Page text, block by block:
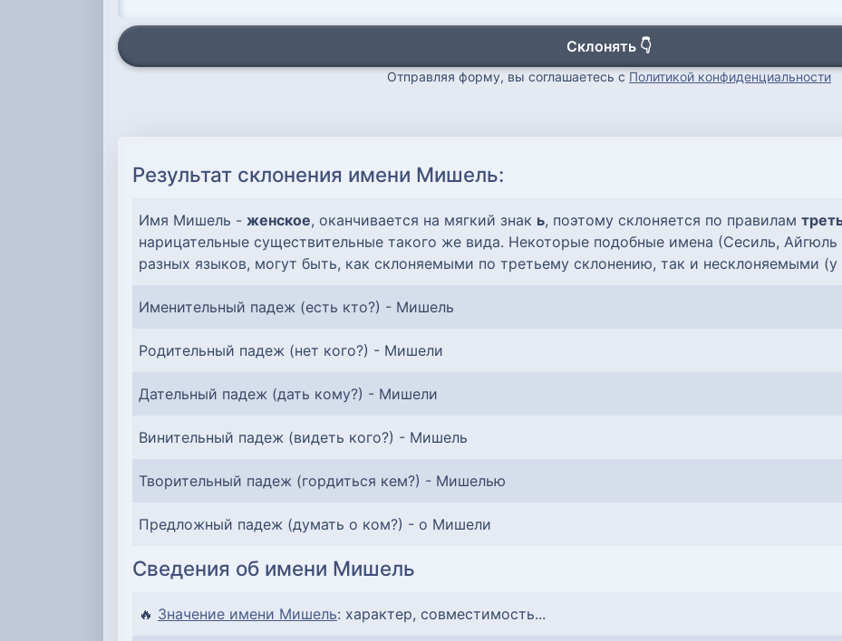
Склонять 👇
Отправляя форму, вы соглашаетесь с Политикой конфиденциальности
Результат склонения имени Мишель:
Имя Мишель - женское, оканчивается на мягкий знак ь, поэтому склоняется по правилам
нарицательные существительные такого же вида. Некоторые подобные имена (Сесиль,
разных языков, могут быть, как склоняемыми по третьему склонению, так и несклоняемыми
Именительный падеж (есть кто?) - Мишель
Родительный падеж (нет кого?) - Мишели
Дательный падеж (дать кому?) - Мишели
Винительный падеж (видеть кого?) - Мишель
Творительный падеж (гордиться кем?) - Мишелью
Предложный падеж (думать о ком?) - о Мишели
Сведения об имени Мишель
🔥 Значение имени Мишель: характер, совместимость...